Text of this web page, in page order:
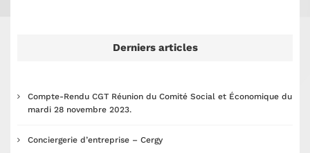
Derniers articles
Compte-Rendu CGT Réunion du Comité Social et Économique du
mardi 28 novembre 2023.
Conciergerie d’entreprise – Cergy